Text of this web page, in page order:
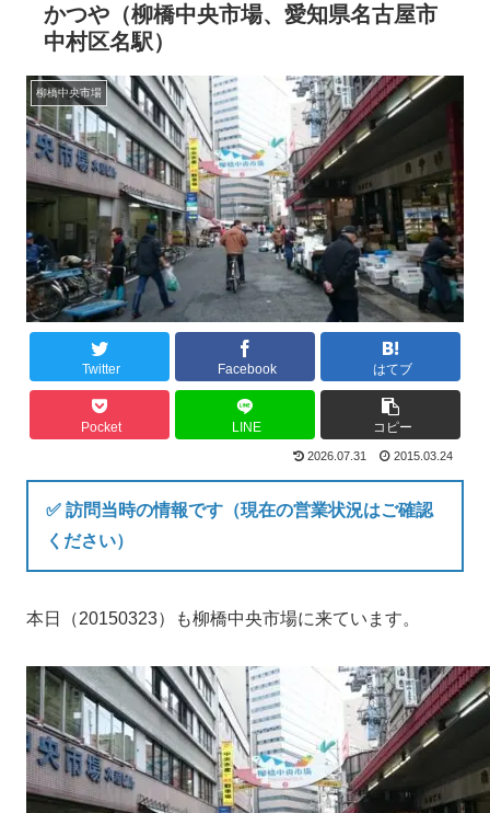
かつや（柳橋中央市場、愛知県名古屋市
中村区名駅）
柳橋中央市場
Twitter Facebook はてブ
Pocket LINE コピー
2026.07.31 2015.03.24
✅ 訪問当時の情報です（現在の営業状況はご確認
ください）
本日（20150323）も柳橋中央市場に来ています。